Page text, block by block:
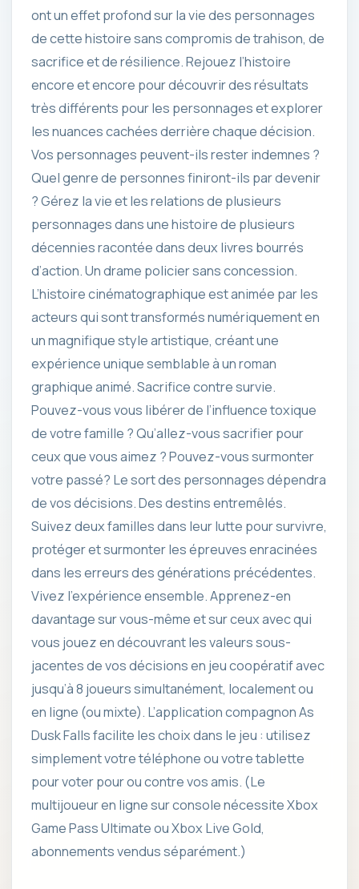
ont un effet profond sur la vie des personnages
de cette histoire sans compromis de trahison, de
sacrifice et de résilience. Rejouez l’histoire
encore et encore pour découvrir des résultats
très différents pour les personnages et explorer
les nuances cachées derrière chaque décision.
Vos personnages peuvent-ils rester indemnes ?
Quel genre de personnes finiront-ils par devenir
? Gérez la vie et les relations de plusieurs
personnages dans une histoire de plusieurs
décennies racontée dans deux livres bourrés
d’action. Un drame policier sans concession.
L’histoire cinématographique est animée par les
acteurs qui sont transformés numériquement en
un magnifique style artistique, créant une
expérience unique semblable à un roman
graphique animé. Sacrifice contre survie.
Pouvez-vous vous libérer de l’influence toxique
de votre famille ? Qu’allez-vous sacrifier pour
ceux que vous aimez ? Pouvez-vous surmonter
votre passé? Le sort des personnages dépendra
de vos décisions. Des destins entremêlés.
Suivez deux familles dans leur lutte pour survivre,
protéger et surmonter les épreuves enracinées
dans les erreurs des générations précédentes.
Vivez l’expérience ensemble. Apprenez-en
davantage sur vous-même et sur ceux avec qui
vous jouez en découvrant les valeurs sous-
jacentes de vos décisions en jeu coopératif avec
jusqu’à 8 joueurs simultanément, localement ou
en ligne (ou mixte). L’application compagnon As
Dusk Falls facilite les choix dans le jeu : utilisez
simplement votre téléphone ou votre tablette
pour voter pour ou contre vos amis. (Le
multijoueur en ligne sur console nécessite Xbox
Game Pass Ultimate ou Xbox Live Gold,
abonnements vendus séparément.)